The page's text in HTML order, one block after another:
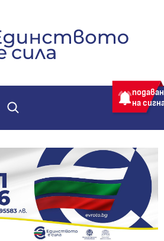
страница за приемане
на